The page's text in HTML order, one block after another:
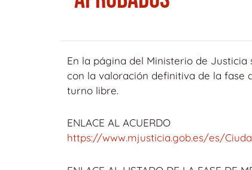
En la página del Ministerio de
con la valoración definitiva de la fase
turno libre.
ENLACE AL ACUERDO
https://www.mjusticia.gob.es/es/